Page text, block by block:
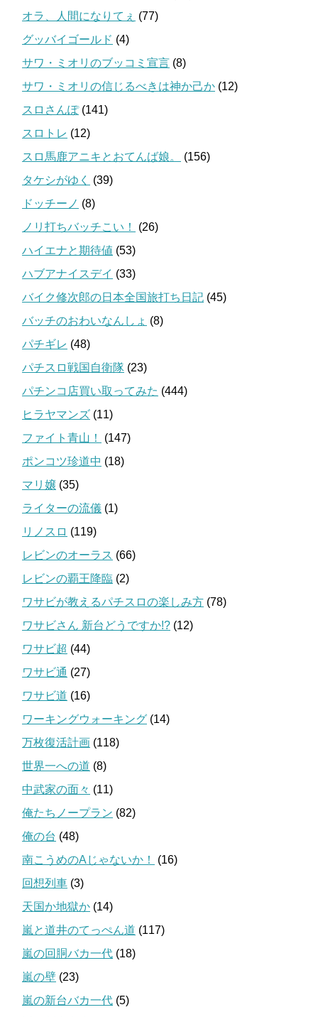
オラ、人間になりてぇ (77)
グッバイゴールド (4)
サワ・ミオリのブッコミ宣言 (8)
サワ・ミオリの信じるべきは神か己か (12)
スロさんぽ(141)
スロトレ (12)
スロ馬鹿アニキとおてんば娘。
(156)
タケシがゆく
(39)
ドッチーノ (8)
ノリ打ちバッチこい！
(26)
ハイエナと期待値 (53)
ハブアナイスデイ (33)
バイク修次郎の日本全国旅打ち日記 (45)
バッチのおわいなんしょ (8)
パチギレ (48)
パチスロ戦国自衛隊 (23)
パチンコ店買い取ってみた (444)
ヒラヤマンズ (11)
ファイト青山！
(147)
ポンコツ珍道中 (18)
マリ嬢 (35)
ライターの流儀 (1)
リノスロ (119)
レビンのオーラス (66)
レビンの覇王降臨 (2)
ワサビが教えるパチスロの楽しみ方 (78)
ワサビさん 新台どうですか!? (12)
ワサビ超 (44)
ワサビ通 (27)
ワサビ道 (16)
ワーキングウォーキング (14)
万枚復活計画 (118)
世界一への道 (8)
中武家の面々 (11)
俺たちノープラン (82)
俺の台 (48)
南こうめのAじゃないか！
(16)
回想列車 (3)
天国か地獄か (14)
嵐と道井のてっぺん道 (117)
嵐の回胴バカ一代 (18)
嵐の壁 (23)
嵐の新台バカ一代 (5)